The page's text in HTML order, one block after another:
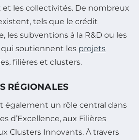
et les collectivités. De nombreux
tels que le crédit
les subventions à la R&D ou les
soutiennent les projets
filières et clusters.
RÉGIONALES
également un rôle central dans
d’Excellence, aux Filières
Clusters Innovants. À travers